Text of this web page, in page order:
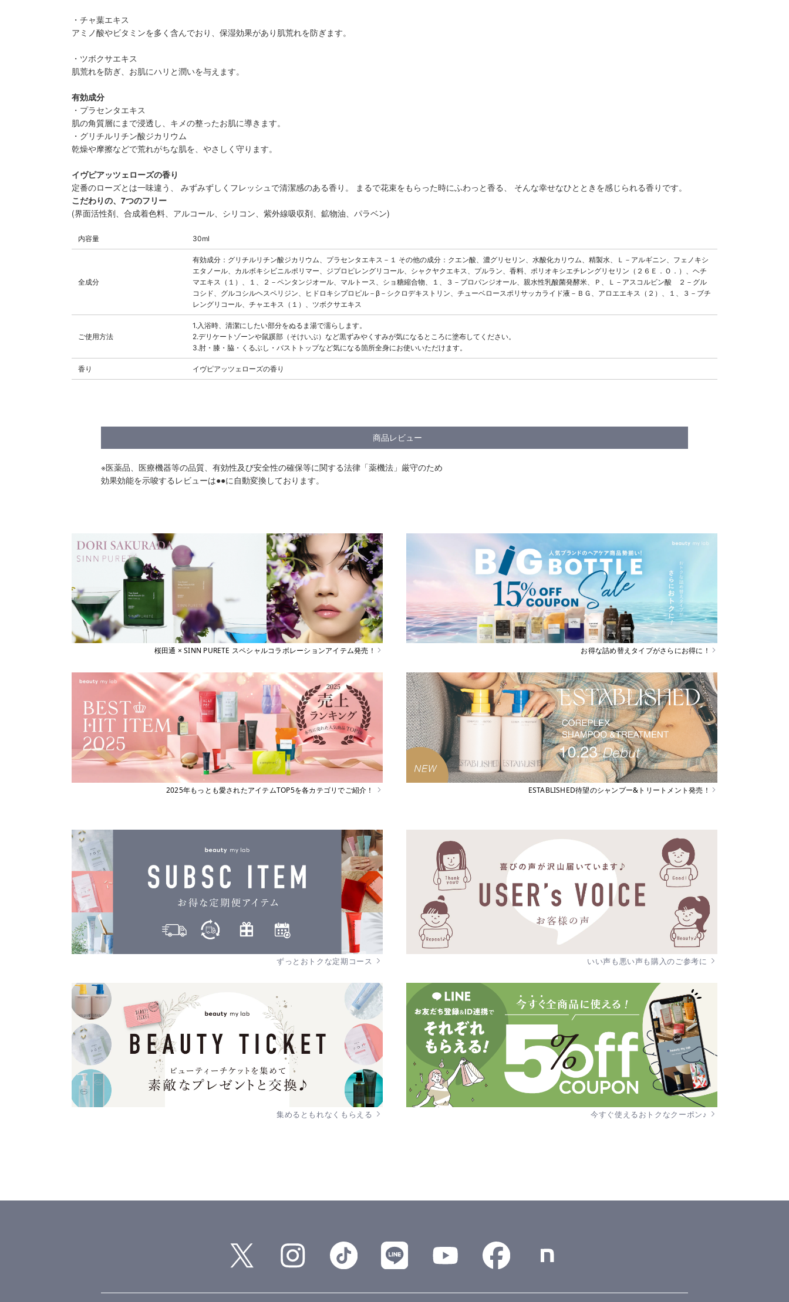
・チャ葉エキス
アミノ酸やビタミンを多く含んでおり、保湿効果があり肌荒れを防ぎます。
・ツボクサエキス
肌荒れを防ぎ、お肌にハリと潤いを与えます。
有効成分
・プラセンタエキス
肌の角質層にまで浸透し、キメの整ったお肌に導きます。
・グリチルリチン酸ジカリウム
乾燥や摩擦などで荒れがちな肌を、やさしく守ります。
イヴピアッツェローズの香り
定番のローズとは一味違う、 みずみずしくフレッシュで清潔感のある香り。 まるで花束をもらった時にふわっと香る、 そんな幸せなひとときを感じられる香りです。
こだわりの、7つのフリー
(界面活性剤、合成着色料、アルコール、シリコン、紫外線吸収剤、鉱物油、パラベン)
内容量 30ml
全成分
有効成分：グリチルリチン酸ジカリウム、プラセンタエキス－１ その他の成分：クエン酸、濃グリセリン、水酸化カリウム、精製水、Ｌ－アルギニン、フェノキシ
エタノール、カルボキシビニルポリマー、ジプロピレングリコール、シャクヤクエキス、プルラン、香料、ポリオキシエチレングリセリン（２６Ｅ．Ｏ．）、ヘチ
マエキス（１）、１、２－ペンタンジオール、マルトース、ショ糖縮合物、１、３－プロパンジオール、親水性乳酸菌発酵米、Ｐ、Ｌ－アスコルビン酸 ２－グル
コシド、グルコシルヘスペリジン、ヒドロキシプロピル－β－シクロデキストリン、チューベロースポリサッカライド液－ＢＧ、アロエエキス（２）、１、３－ブチ
レングリコール、チャエキス（１）、ツボクサエキス
ご使用方法
1.入浴時、清潔にしたい部分をぬるま湯で濡らします。
2.デリケートゾーンや鼠蹊部（そけいぶ）など黒ずみやくすみが気になるところに塗布してください。
3.肘・膝・脇・くるぶし・バストトップなど気になる箇所全身にお使いいただけます。
香り イヴピアッツェローズの香り
商品レビュー
※医薬品、医療機器等の品質、有効性及び安全性の確保等に関する法律「薬機法」厳守のため
効果効能を示唆するレビューは●●に自動変換しております。
桜田通 × SINN PURETE スペシャルコラボレーションアイテム発売！ お得な詰め替えタイプがさらにお得に！
2025年もっとも愛されたアイテムTOP5を各カテゴリでご紹介！ ESTABLISHED待望のシャンプー&トリートメント発売！
ずっとおトクな定期コース いい声も悪い声も購入のご参考に
集めるともれなくもらえる 今すぐ使えるおトクなクーポン♪